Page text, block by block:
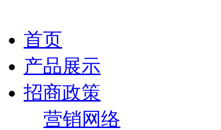
首页
产品展示
招商政策
营销网络